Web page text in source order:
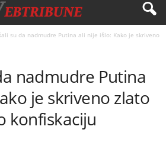
su da nadmudre Putina ali nije išlo: Kako je skriveno
nadmudre Putina
je skriveno zlato
konfiskaciju